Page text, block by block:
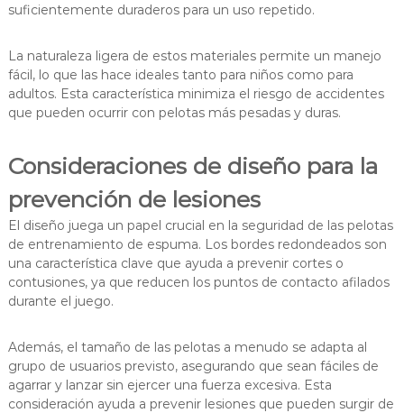
suficientemente duraderos para un uso repetido.
La naturaleza ligera de estos materiales permite un manejo
fácil, lo que las hace ideales tanto para niños como para
adultos. Esta característica minimiza el riesgo de accidentes
que pueden ocurrir con pelotas más pesadas y duras.
Consideraciones de diseño para la
prevención de lesiones
El diseño juega un papel crucial en la seguridad de las pelotas
de entrenamiento de espuma. Los bordes redondeados son
una característica clave que ayuda a prevenir cortes o
contusiones, ya que reducen los puntos de contacto afilados
durante el juego.
Además, el tamaño de las pelotas a menudo se adapta al
grupo de usuarios previsto, asegurando que sean fáciles de
agarrar y lanzar sin ejercer una fuerza excesiva. Esta
consideración ayuda a prevenir lesiones que pueden surgir de